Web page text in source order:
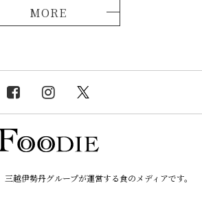
MORE
越伊勢丹グループが運営する食のメディアです。